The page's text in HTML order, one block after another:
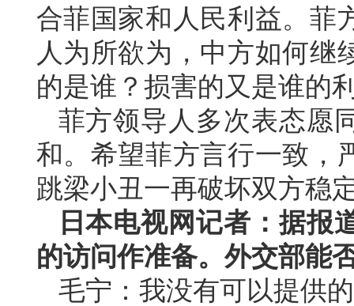
合菲国家和人民利益。菲
人为所欲为，中方如何继
的是谁？损害的又是谁的
菲方领导人多次表态愿
和。希望菲方言行一致，
跳梁小丑一再破坏双方稳
日本电视网记者：据报
的访问作准备。外交部能
毛宁：我没有可以提供